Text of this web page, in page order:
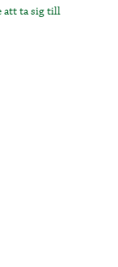
att ta sig till